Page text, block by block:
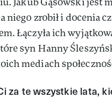
niego zrobił i docenia
Łączyła ich
syn Hanny
mediach
za te wszystkie lata,